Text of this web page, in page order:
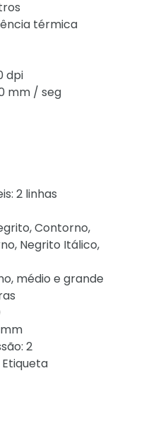
térmica
dpi
mm / seg
2 linhas
Contorno,
Negrito Itálico,
médio e grande
2